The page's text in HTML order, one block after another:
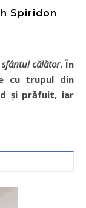
Spiridon
sfântul călător. În
cu trupul din
şi prăfuit, iar